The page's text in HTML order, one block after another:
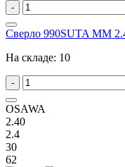
-
Сверло 990SUTA MM
На складе: 10
-
OSAWA
2.40
2.4
30
62